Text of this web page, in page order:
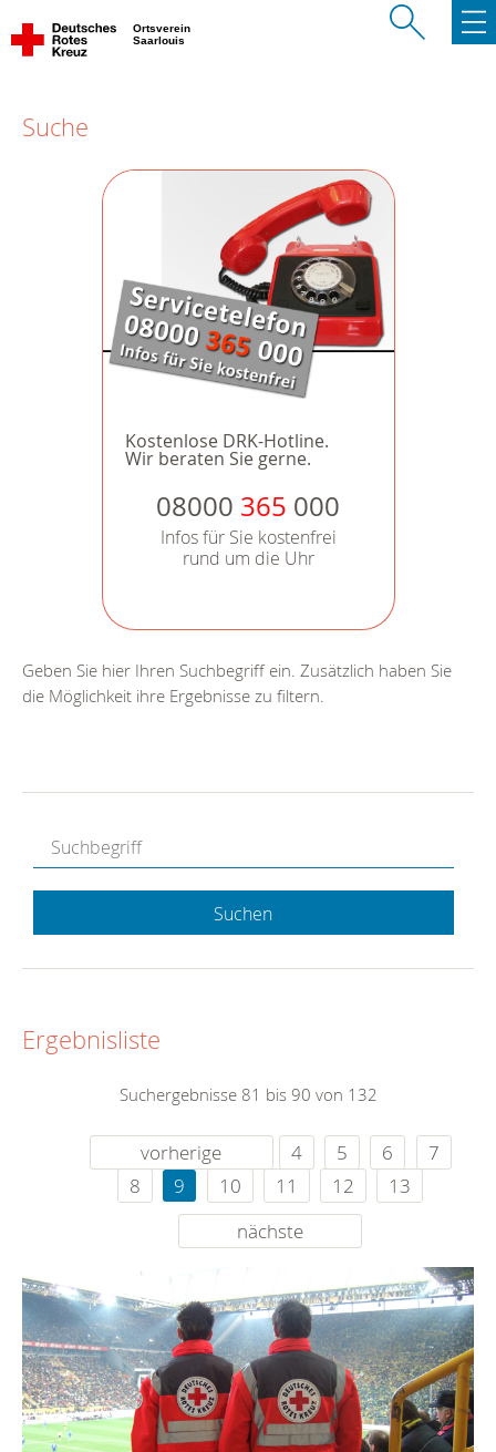
Ortsverein
Saarlouis
Suche
Kostenlose DRK-Hotline.
Wir beraten Sie gerne.
08000 365 000
Infos für Sie kostenfrei
rund um die Uhr
Geben Sie hier Ihren Suchbegriff ein. Zusätzlich haben Sie
die Möglichkeit ihre Ergebnisse zu filtern.
Suchen
Ergebnisliste
Suchergebnisse 81 bis 90 von 132
vorherige 4 5 6
7
8
9 10 11 12
13
nächste